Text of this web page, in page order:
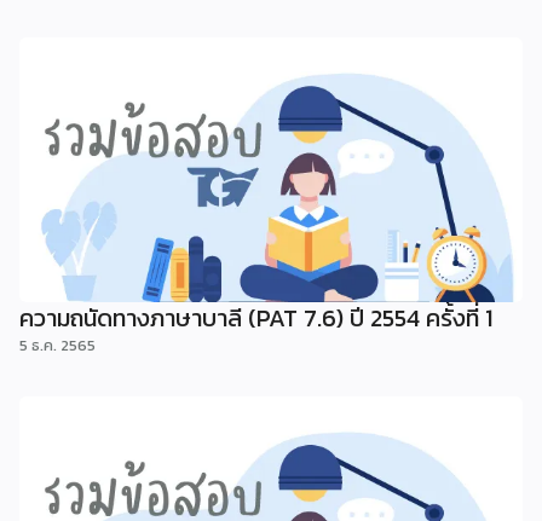
ความถนัดทางภาษาบาลี (PAT 7.6) ปี 2554 ครั้งที่ 1
5 ธ.ค. 2565